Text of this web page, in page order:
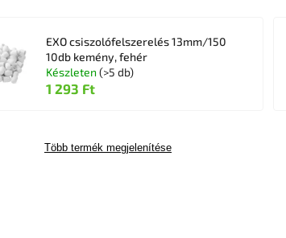
EXO csiszolófelszerelés 13mm/150
10db kemény, fehér
Készleten(>5 db)
1 293 Ft
Több termék megjelenítése